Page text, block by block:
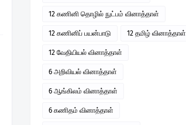
12 கணினி தொழில் நுட்பம் வினாத்தாள்
12 கணினிப் பயன்பாடு 12 தமிழ் வினாத்தாள்
12 வேதியியல் வினாத்தாள்
6 அறிவியல் வினாத்தாள்
6 ஆங்கிலம் வினாத்தாள்
6 கணிதம் வினாத்தாள்